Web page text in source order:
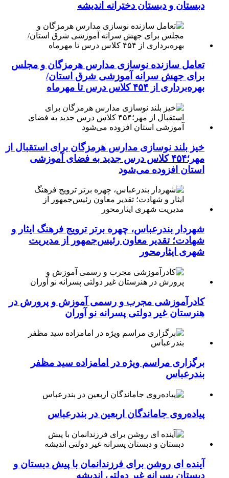
دبستان و دبستان دخترانه اندیشه
تعامل سازنده نوسازی مدارس هرمزگان و مجلس
برای جهش سرانه آموزشی شرق استان/
بهره‌برداری از ۴۵۴ کلاس درس تا مهرماه
خیز بلند نوسازی مدارس هرمزگان برای استقبال از
مهر؛۴۵۴ کلاس درس جدید به فضای آموزشی
استان افزوده می‌شود
شهردار بندرعباس، چهره برتر ترویج فرهنگ ایثار و
شهادت؛ تقدیر معاون رئیس‌جمهور از مدیریت
شهری ایثارمحور
کادرآموزشی مجرب و رسمی آموزش و پرورش در
هنرستان غیر دولتی پسرانه نو آوران
برگزاری مراسم ویژه در امامزاده سید مظفر
بندرعباس
پیاده‌روی جاماندگان اربعین در بندرعباس
آینده ای روشن برای فرزندانمان با پیش دبستان و
دبستان پسرانه غیر دولتی اندیشه